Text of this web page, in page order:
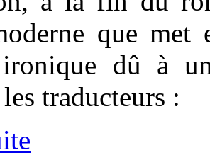
que met
dû à
traducteurs :